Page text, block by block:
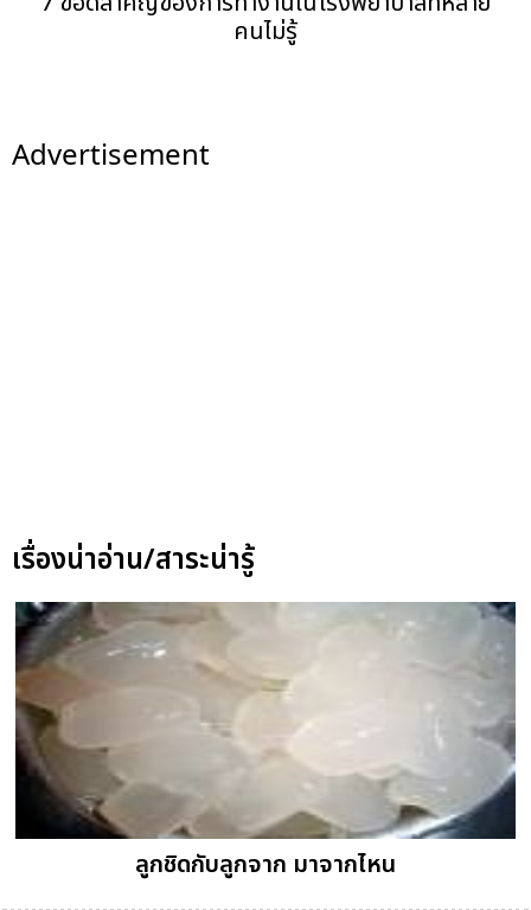
คนไม่รู้
Advertisement
เรื่องน่าอ่าน/สาระน่ารู้
ลูกชิดกับลูกจาก มาจากไหน